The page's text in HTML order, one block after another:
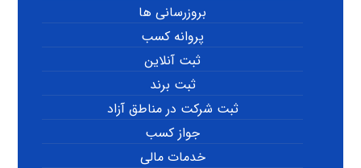
بروزرسانی ها
پروانه کسب
ثبت آنلاین
ثبت برند
ثبت شرکت در مناطق آزاد
جواز کسب
خدمات مالی